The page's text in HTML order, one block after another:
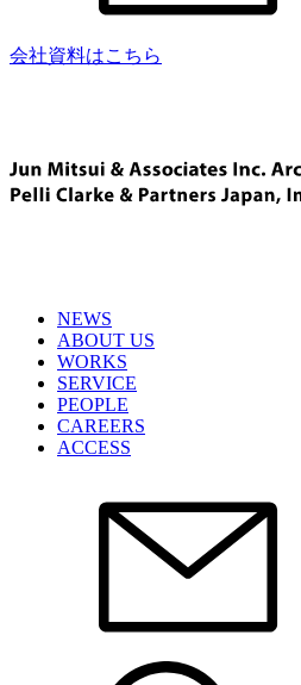
会社資料はこちら
NEWS
ABOUT US
WORKS
SERVICE
PEOPLE
CAREERS
ACCESS